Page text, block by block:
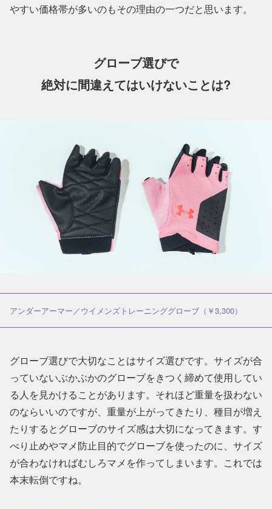
やすい価格帯が多いのもその理由の一つだと思います。
グローブ選びで
絶対に間違えてはいけないことは?
アンダーアーマー／ウイメンズトレーニンググローブ（￥3,300）
グローブ選びで大切なことはサイズ選びです。サイズが合
っていないぶかぶかのグローブをきつく締めて使用してい
る人を見かけることがあります。それほど重量を扱わない
のならいいのですが、重量が上がってきたり、種目が増え
たりするとグローブのサイズ感は大切になってきます。す
べり止めやマメ防止目的でグローブを使ったのに、サイズ
が合わなければむしろマメを作ってしまいます。これでは
本末転倒ですね。